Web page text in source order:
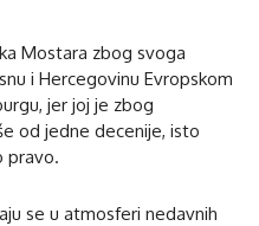
Mostara zbog svoga
i Hercegovinu Evropskom
jer joj je zbog
od jedne decenije, isto
pravo.
se u atmosferi nedavnih